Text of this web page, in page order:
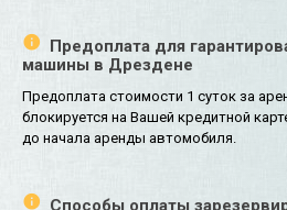
Предоплата для
машины в Дрездене
Предоплата стоимости 1 суток за
блокируется на Вашей кредитной
до начала аренды автомобиля.
Способы оплаты